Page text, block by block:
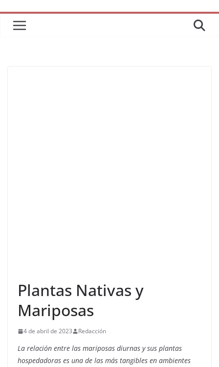
Plantas Nativas y
Mariposas
4 de abril de 2023 Redacción
La relación entre las mariposas diurnas y sus plantas
hospedadoras es una de las más tangibles en ambientes